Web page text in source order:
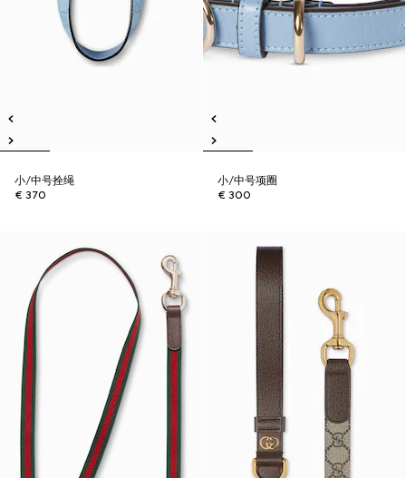
小/中号拴绳
€ 370
小/中号项圈
€ 300